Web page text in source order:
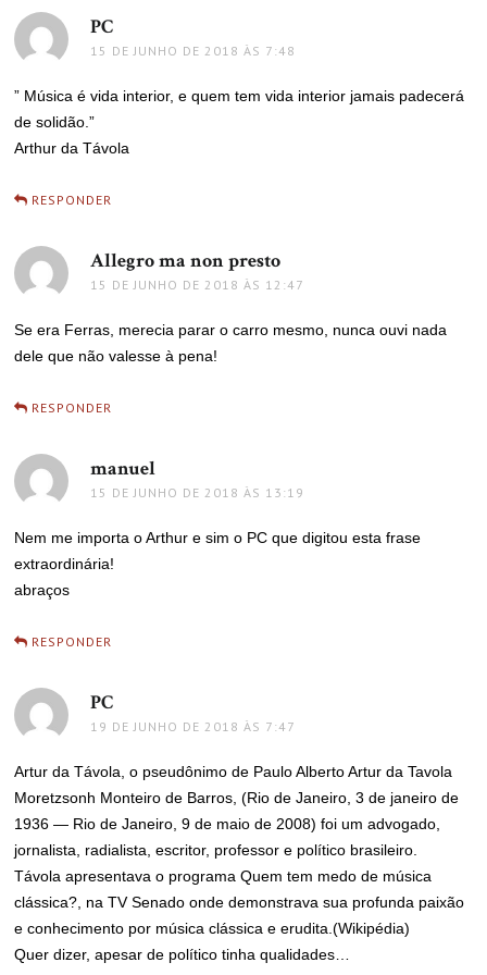
PC
15 DE JUNHO DE 2018 ÀS 7:48
” Música é vida interior, e quem tem vida interior jamais padecerá
de solidão.”
Arthur da Távola
RESPONDER
Allegro ma non presto
15 DE JUNHO DE 2018 ÀS 12:47
Se era Ferras, merecia parar o carro mesmo, nunca ouvi nada
dele que não valesse à pena!
RESPONDER
manuel
15 DE JUNHO DE 2018 ÀS 13:19
Nem me importa o Arthur e sim o PC que digitou esta frase
extraordinária!
abraços
RESPONDER
PC
19 DE JUNHO DE 2018 ÀS 7:47
Artur da Távola, o pseudônimo de Paulo Alberto Artur da Tavola
Moretzsonh Monteiro de Barros, (Rio de Janeiro, 3 de janeiro de
1936 — Rio de Janeiro, 9 de maio de 2008) foi um advogado,
jornalista, radialista, escritor, professor e político brasileiro.
Távola apresentava o programa Quem tem medo de música
clássica?, na TV Senado onde demonstrava sua profunda paixão
e conhecimento por música clássica e erudita.(Wikipédia)
Quer dizer, apesar de político tinha qualidades…